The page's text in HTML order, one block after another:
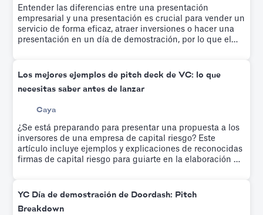
Entender las diferencias entre una presentación
empresarial y una presentación es crucial para vender un
servicio de forma eficaz, atraer inversiones o hacer una
presentación en un día de demostración, por lo que el
Los mejores ejemplos de pitch deck de VC: lo que
necesitas saber antes de lanzar
Caya
¿Se está preparando para presentar una propuesta a los
inversores de una empresa de capital riesgo? Este
artículo incluye ejemplos y explicaciones de reconocidas
firmas de capital riesgo para guiarte en la elaboración de
YC Día de demostración de Doordash: Pitch
Breakdown